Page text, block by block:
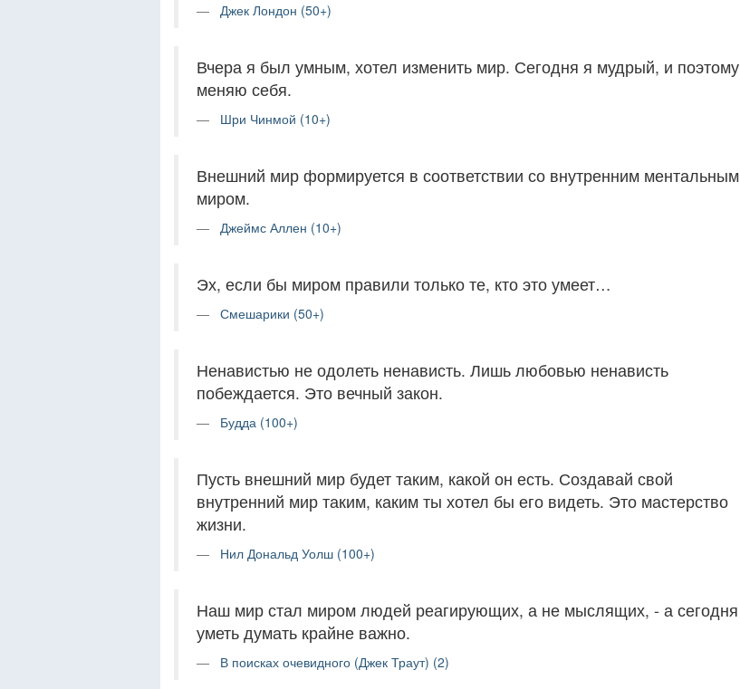
Джек Лондон (50+)
Вчера я был умным, хотел изменить мир. Сегодня я мудрый, и поэтому
меняю себя.
Шри Чинмой (10+)
Внешний мир формируется в соответствии со внутренним ментальным
миром.
Джеймс Аллен (10+)
Эх, если бы миром правили только те, кто это умеет…
Смешарики (50+)
Ненавистью не одолеть ненависть. Лишь любовью ненависть
побеждается. Это вечный закон.
Будда (100+)
Пусть внешний мир будет таким, какой он есть. Создавай свой
внутренний мир таким, каким ты хотел бы его видеть. Это мастерство
жизни.
Нил Дональд Уолш (100+)
Наш мир стал миром людей реагирующих, а не мыслящих, - а сегодня
уметь думать крайне важно.
В поисках очевидного (Джек Траут) (2)